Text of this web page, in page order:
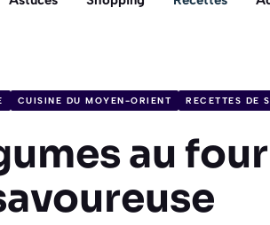
CUISINE DU MOYEN-ORIENT RECETTES DE
au